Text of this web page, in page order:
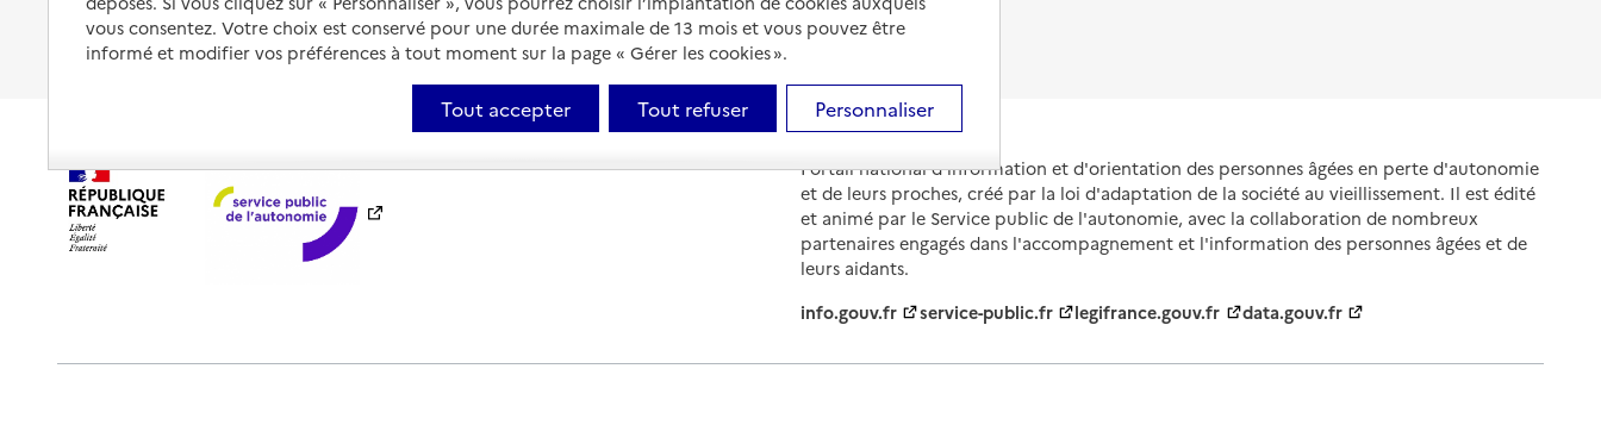
À qui s’adresser ?
Les politiques du grand âge
Portail national d'information et d'orientation des personnes âgées en perte d'autonomie
et de leurs proches, créé par la loi d'adaptation de la société au vieillissement. Il est édité
et animé par le Service public de l'autonomie, avec la collaboration de nombreux
partenaires engagés dans l'accompagnement et l'information des personnes âgées et de
leurs aidants.
info.gouv.fr
service-public.fr legifrance.gouv.fr data.gouv.fr
vous consentez. Votre choix est conservé pour une durée maximale de 13 mois et vous pouvez être
informé et modifier vos préférences à tout moment sur la page « Gérer les cookies ».
Tout accepter Tout refuser Personnaliser